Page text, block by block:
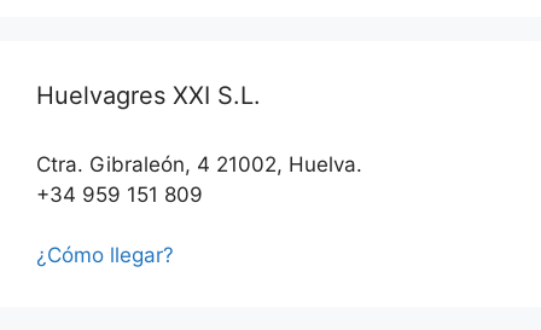
Huelvagres XXI S.L.
Ctra. Gibraleón, 4 21002, Huelva.
+34 959 151 809
¿Cómo llegar?